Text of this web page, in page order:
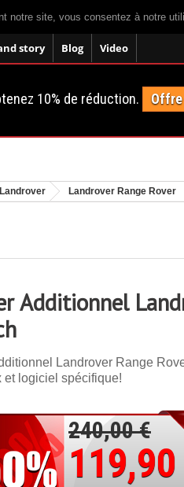
notre site, vous consentez à notre
story Blog Video
10% de réduction. Offre
Landrover Landrover Range Rover
Additionnel
Landrover Range
et logiciel spécifique!
240,00 €